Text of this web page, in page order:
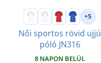
+5
Női sportos rövid ujjú
póló JN316
8 NAPON BELÜL